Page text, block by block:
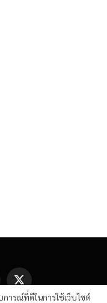
X
(Twitter)
ารณ์ที่ดีในการใช้เว็บไซต์